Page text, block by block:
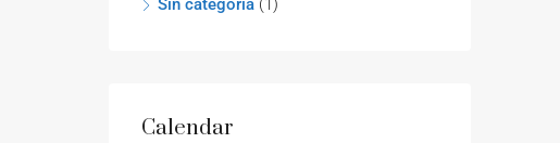
Sin categoría (1)
Calendar